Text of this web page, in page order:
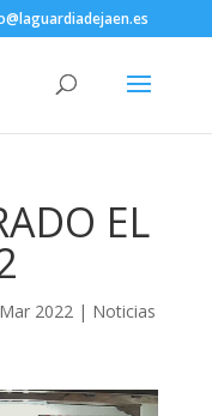
EL
2022| Noticias